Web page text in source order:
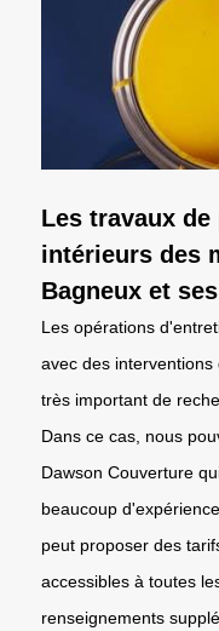
Les travaux
intérieurs des
Bagneux et
Les opérations
avec des
très important de
Dans ce cas, nous
Dawson Couverture
beaucoup
peut proposer des
accessibles à toutes
renseignements